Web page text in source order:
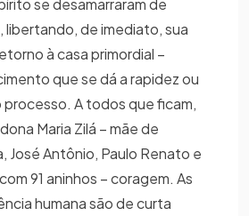
se desamarraram de
libertando, de imediato, sua
à casa primordial –
que se dá a rapidez ou
A todos que ficam,
Maria Zilá – mãe de
José Antônio, Paulo Renato e
91 aninhos – coragem. As
humana são de curta